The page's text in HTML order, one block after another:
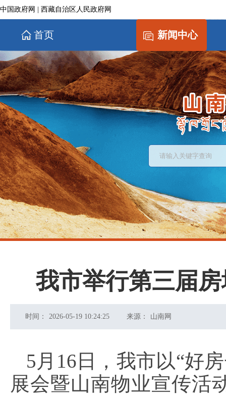
中国政府网 西藏自治区人民政府网
首页 新闻中心
我市举行第三届
时间： 2026-05-19 10:24:25 来源： 山南网
5月16日，我市以“好
展会暨山南物业宣传活